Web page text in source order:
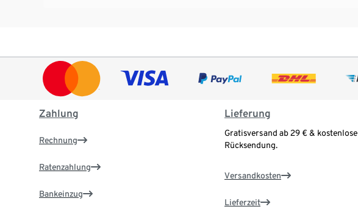
Zahlung
Rechnung
Ratenzahlung
Bankeinzug
Lieferung
Gratisversand ab 29 € & kostenlose
Rücksendung.
Versandkosten
Lieferzeit